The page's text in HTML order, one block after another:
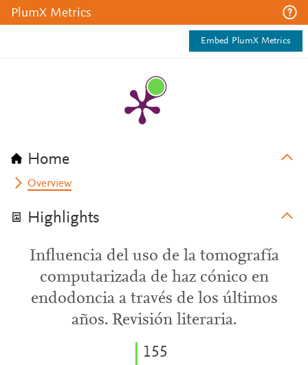
PlumX Metrics
Embed PlumX Metrics
Home
Overview
Highlights
Influencia del uso de la tomografía
computarizada de haz cónico en
endodoncia a través de los últimos
años. Revisión literaria.
155